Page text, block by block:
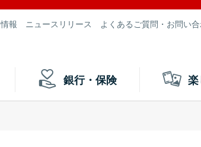
報 ニュースリリース よくあるご質問・お問い
銀行・保険